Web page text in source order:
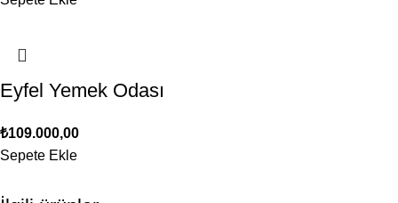
Eyfel Yemek Odası
₺109.000,00
Sepete Ekle